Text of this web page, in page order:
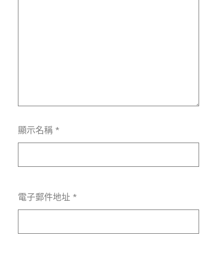
顯示名稱 *
電子郵件地址 *